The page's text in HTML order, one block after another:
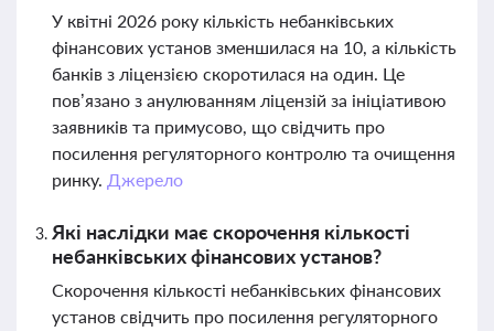
У квітні 2026 року кількість небанківських
фінансових установ зменшилася на 10, а кількість
банків з ліцензією скоротилася на один. Це
пов’язано з анулюванням ліцензій за ініціативою
заявників та примусово, що свідчить про
посилення регуляторного контролю та очищення
ринку. Джерело
Які наслідки має скорочення кількості
небанківських фінансових установ?
Скорочення кількості небанківських фінансових
установ свідчить про посилення регуляторного